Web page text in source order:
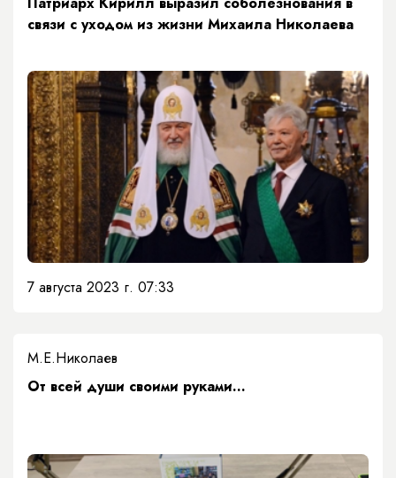
связи с уходом из жизни Михаила Николаева
7 августа 2023 г. 07:33
М.Е.Николаев
От всей души своими руками…